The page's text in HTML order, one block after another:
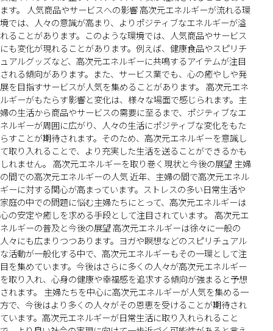
ます。 人気商品やサービスへの影響 高次元エネルギーが流れる環
境では、人々の意識が高まり、よりポジティブなエネルギーが溢
れることがあります。このような環境では、人気商品やサービス
にも変化が現れることがあります。例えば、健康食品やスピリチ
ュアルグッズなど、高次元エネルギーに共鳴するアイテムが注目
される傾向があります。また、サービス業でも、心の癒やしや発
展を目指すサービスが人気を集めることがあります。 高次元エネ
ルギーがもたらす影響と変化は、様々な場面で感じられます。主
婦の生活から商品やサービスの需要に至るまで、ポジティブなエ
ネルギーが周囲に広がり、人々の生活にポジティブな変化をもた
らすことが期待されます。そのため、高次元エネルギーを意識し
て取り入れることで、より充実した生活を送ることができるかも
しれません。 高次元エネルギーを取り巻く現状と今後の展望 主婦
の間での高次元エネルギーの人気 近年、主婦の間で高次元エネル
ギーに対する関心が高まっています。ストレスの多い日常生活や
家庭の中での問題に悩む主婦たちにとって、高次元エネルギーは
心の安定や癒しを求める手段として注目されています。 高次元エ
ネルギーの普及と今後の展望 高次元エネルギーは徐々に一般の
人々にも広まりつつあります。ヨガや瞑想などのスピリチュアル
な活動が一般化する中で、高次元エネルギーもその一環として注
目を集めています。今後はさらに多くの人々が高次元エネルギー
を取り入れ、心身の健康や幸福感を追求する傾向が強まると予想
されます。 主婦たちを中心に高次元エネルギーが人気を集める一
方で、今後はより多くの人々がその恩恵を受けることが期待され
ています。高次元エネルギーが日常生活に取り入れられること